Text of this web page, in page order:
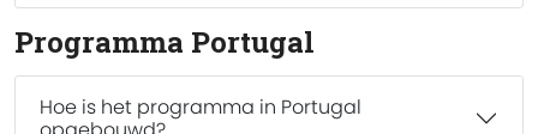
Programma Portugal
Hoe is het programma in Portugal